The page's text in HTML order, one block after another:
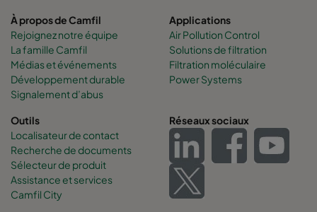
À propos de Camfil
Rejoignez notre équipe
La famille Camfil
Médias et événements
Développement durable
Signalement d’abus
Applications
Air Pollution Control
Solutions de filtration
Filtration moléculaire
Power Systems
Outils
Localisateur de contact
Recherche de documents
Sélecteur de produit
Assistance et services
Camfil City
Réseaux sociaux